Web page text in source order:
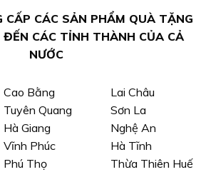
CẤP CÁC SẢN PHẨM QUÀ TẶNG
ĐẾN CÁC TỈNH THÀNH CỦA CẢ
NƯỚC
Cao Bằng
Tuyên Quang
Hà Giang
Vĩnh Phúc
Phú Thọ
Lai Châu
Sơn La
Nghệ An
Hà Tĩnh
Thừa Thiên Huế